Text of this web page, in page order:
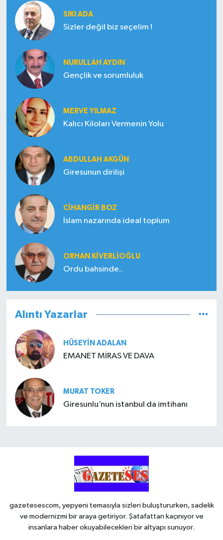
SIKI ADA
Sizler değil biz seçelim !
NURULLAH AYDIN
Gençlik ve sorumluluk
MERVE YILMAZ
Kalıcı Kiloları Vermenin Yolu
ABDULLAH AKGÜN
Giresunun dirilişi
CIHANGIR BOZ
İslam nazarında ideal toplum
ORHAN KIVERLIOĞLU
Ordu bahsinde..
Alıntı Yazarlar
HÜSEYIN ADALAN
EMANET MİRAS VE DAVA
MURAT TOKER
Giresunlu’nun istanbul da imtihanı
gazetesescom, yepyeni temasıyla sizleri buluştururken, sadelik
ve modernizmi bir araya getiriyor. Şatafattan kaçınıyor ve
insanlara haber okuyabilecekleri bir altyapı sunuyor.